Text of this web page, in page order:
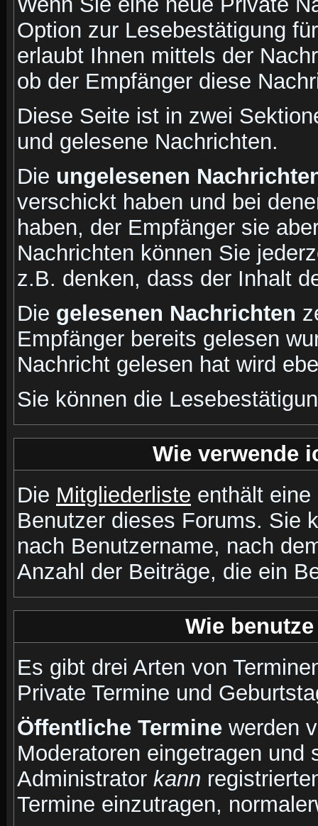
Option zur Lesebestätigung
erlaubt Ihnen mittels der
ob der Empfänger diese
Diese Seite ist in zwei
und gelesene Nachrichten.
Die ungelesenen
verschickt haben und bei
haben, der Empfänger sie
Nachrichten können Sie
z.B. denken, dass der Inhalt
Die gelesenen Nachrichten
Empfänger bereits gelesen
Nachricht gelesen hat wird
Sie können die
Wie verwende
Die Mitgliederliste enthält
Benutzer dieses Forums. Sie
nach Benutzername, nach
Anzahl der Beiträge, die ein
Wie
Es gibt drei Arten von
Private Termine und
Öffentliche Termine werden
Moderatoren eingetragen und
Administrator kann
Termine einzutragen,